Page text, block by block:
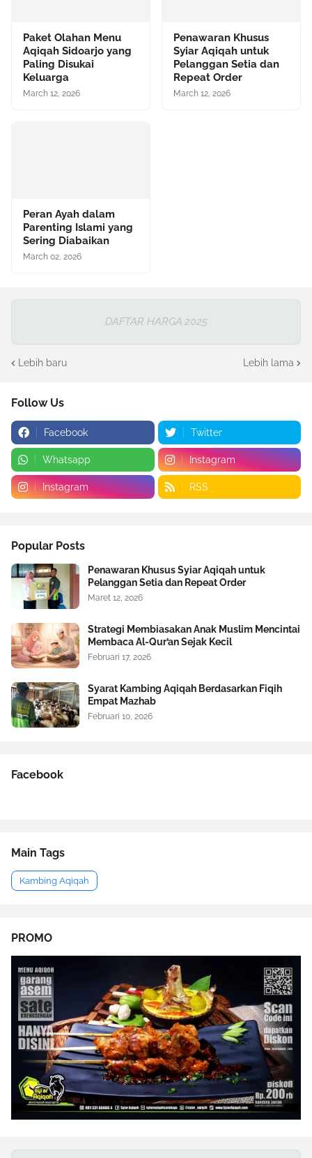
Paket Olahan Menu
Aqiqah Sidoarjo yang
Paling Disukai
Keluarga
March 12, 2026
Penawaran Khusus
Syiar Aqiqah untuk
Pelanggan Setia dan
Repeat Order
March 12, 2026
Peran Ayah dalam
Parenting Islami yang
Sering Diabaikan
March 02, 2026
DAFTAR HARGA 2025
Lebih baru Lebih lama
Follow Us
Facebook Twitter
Whatsapp Instagram
Instagram RSS
Popular Posts
Penawaran Khusus Syiar Aqiqah untuk
Pelanggan Setia dan Repeat Order
Maret 12, 2026
Strategi Membiasakan Anak Muslim Mencintai
Membaca Al-Qur’an Sejak Kecil
Februari 17, 2026
Syarat Kambing Aqiqah Berdasarkan Fiqih
Empat Mazhab
Februari 10, 2026
Facebook
Main Tags
Kambing Aqiqah
PROMO